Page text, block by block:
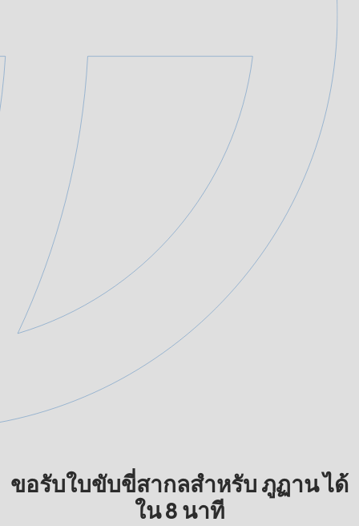
ขอรับใบขับขี่สากลสำหรับ ภูฏาน ได้
ใน 8 นาที